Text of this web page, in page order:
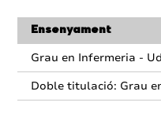
Ensenyament
Grau en Infermeria -
Doble titulació: Grau